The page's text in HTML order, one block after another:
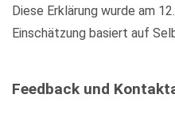
Diese Erklärung wurde am
Einschätzung basiert auf
Feedback und